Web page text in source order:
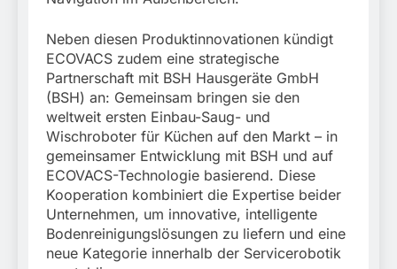
Neben diesen Produktinnovationen kündigt
ECOVACS zudem eine strategische
Partnerschaft mit BSH Hausgeräte GmbH
(BSH) an: Gemeinsam bringen sie den
weltweit ersten Einbau-Saug- und
Wischroboter für Küchen auf den Markt – in
gemeinsamer Entwicklung mit BSH und auf
ECOVACS-Technologie basierend. Diese
Kooperation kombiniert die Expertise beider
Unternehmen, um innovative, intelligente
Bodenreinigungslösungen zu liefern und eine
neue Kategorie innerhalb der Servicerobotik